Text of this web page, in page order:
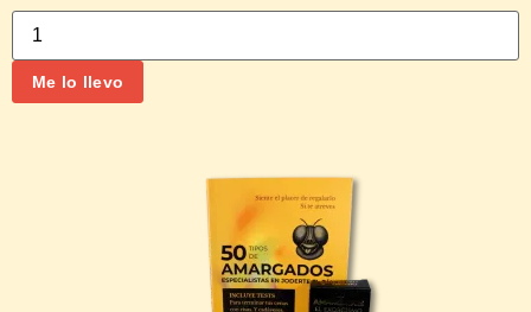
Me lo llevo